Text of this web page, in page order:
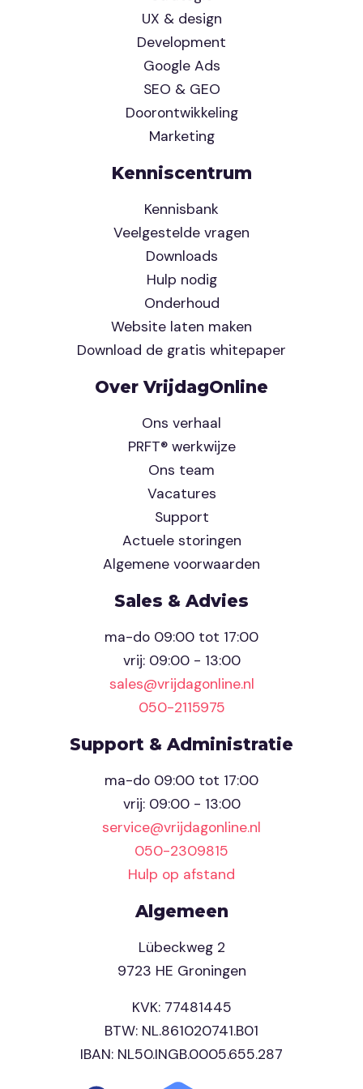
UX & design
Development
Google Ads
SEO & GEO
Doorontwikkeling
Marketing
Kenniscentrum
Kennisbank
Veelgestelde vragen
Downloads
Hulp nodig
Onderhoud
Website laten maken
Download de gratis whitepaper
Over VrijdagOnline
Ons verhaal
PRFT® werkwijze
Ons team
Vacatures
Support
Actuele storingen
Algemene voorwaarden
Sales & Advies
ma-do 09:00 tot 17:00
vrij: 09:00 - 13:00
sales@vrijdagonline.nl
050-2115975
Support & Administratie
ma-do 09:00 tot 17:00
vrij: 09:00 - 13:00
service@vrijdagonline.nl
050-2309815
Hulp op afstand
Algemeen
Lübeckweg 2
9723 HE Groningen
KVK: 77481445
BTW: NL.861020741.B01
IBAN: NL50.INGB.0005.655.287